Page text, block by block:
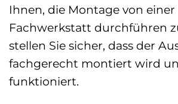
Ihnen, die Montage von einer
Fachwerkstatt durchführen
stellen Sie sicher, dass der
fachgerecht montiert wird
funktioniert.